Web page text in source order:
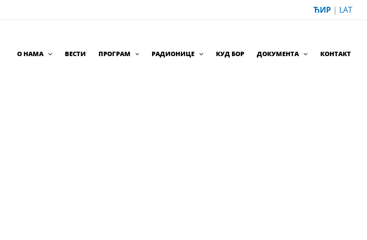
ЋИР | LAT
О НАМА ВЕСТИ ПРОГРАМ РАДИОНИЦЕ КУД БОР ДОКУМЕНТА КОНТАКТ